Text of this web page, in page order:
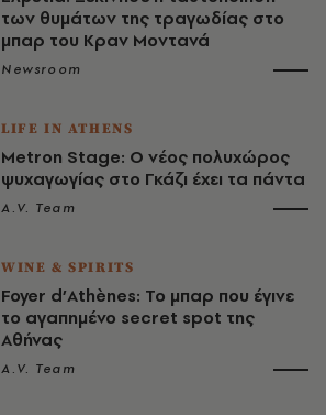
των θυμάτων της τραγωδίας στο
μπαρ του Κραν Μοντανά
Newsroom
LIFE IN ATHENS
Metron Stage: Ο νέος πολυχώρος
ψυχαγωγίας στο Γκάζι έχει τα πάντα
A.V. Team
WINE & SPIRITS
Foyer d’Athènes: Το μπαρ που έγινε
το αγαπημένο secret spot της
Αθήνας
A.V. Team